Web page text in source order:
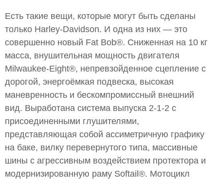
Есть такие вещи, которые могут быть сделаны
только Harley-Davidson. И одна из них — это
совершенно новый Fat Bob®. Сниженная на 10 кг
масса, внушительная мощность двигателя
Milwaukee-Eight®, непревзойденное сцепление с
дорогой, энергоёмкая подвеска, высокая
маневренность и бескомпромиссный внешний
вид. Выработана система выпуска 2-1-2 с
присоединенными глушителями,
представляющая собой ассиметричную графику
на баке, вилку перевернутого типа, массивные
шины с агрессивным воздействием протектора и
модернизированную раму Softail®. Мотоцикл